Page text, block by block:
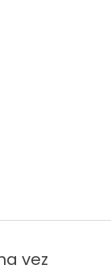
vez